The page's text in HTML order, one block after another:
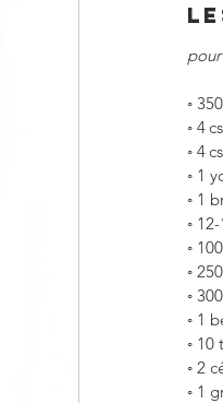
◦
◦ 4
◦ 4
◦ 1
◦ 1
◦
◦
◦
◦
◦ 1
◦ 10
◦ 2
◦ 1